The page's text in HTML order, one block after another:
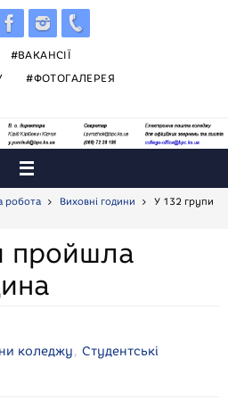
#ВАКАНСІЇ
#ФОТОГАЛЕРЕЯ
робота Виховні години
У 132 групи
пройшла
коледжу,Студентські